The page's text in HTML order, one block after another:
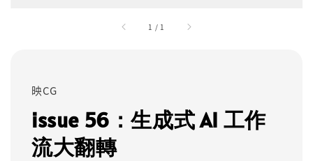
1 / 1
映CG
issue 56：生成式 AI 工作
流大翻轉